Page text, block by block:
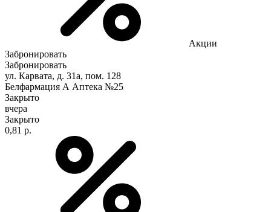
Акции
Забронировать
Забронировать
ул. Карвата, д. 31а, пом. 128
Белфармация А Аптека №25
Закрыто
вчера
Закрыто
0,81 р.